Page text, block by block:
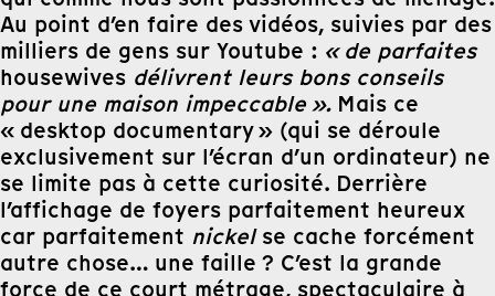
Au point d’en faire des vidéos, suivies par des
milliers de gens sur Youtube : « de parfaites
housewives délivrent leurs bons conseils
pour une maison impeccable ». Mais ce
« desktop documentary » (qui se déroule
exclusivement sur l’écran d’un ordinateur) ne
se limite pas à cette curiosité. Derrière
l’affichage de foyers parfaitement heureux
car parfaitement nickelse cache forcément
autre chose… une faille ? C’est la grande
force de ce court métrage, spectaculaire à